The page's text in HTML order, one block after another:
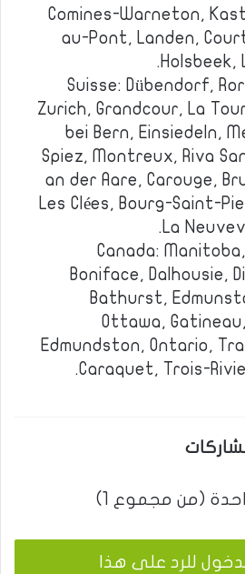
Comines-Warneton,
au-Pont, Landen,
Holsbeek,
Suisse: Dübendorf,
Zurich, Grandcour, La
bei Bern, Einsiedeln,
Spiez, Montreux, Riva
an der Aare, Carouge,
Les Clées, Bourg-Saint-
La
Canada:
Boniface, Dalhousie,
Bathurst,
Ottawa,
Edmundston, Ontario,
Caraquet, Trois-
(من مجموع 1)
للرد على هذا